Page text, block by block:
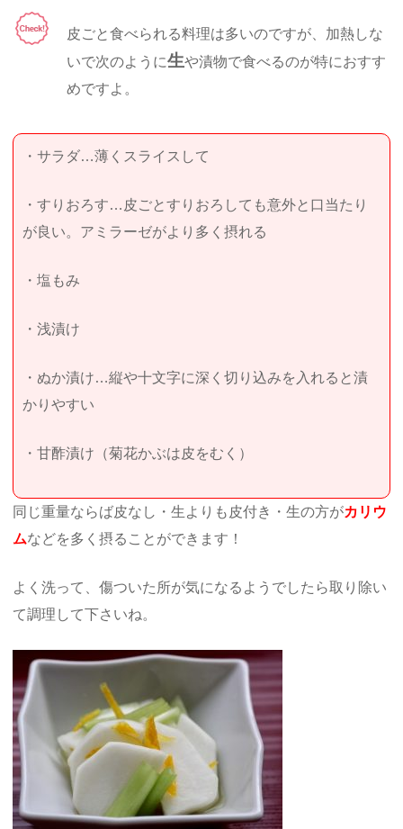
皮ごと食べられる料理は多いのですが、加熱しな
いで次のように生や漬物で食べるのが特におすす
めですよ。
・サラダ…薄くスライスして
・すりおろす…皮ごとすりおろしても意外と口当たり
が良い。アミラーゼがより多く摂れる
・塩もみ
・浅漬け
・ぬか漬け…縦や十文字に深く切り込みを入れると漬
かりやすい
・甘酢漬け（菊花かぶは皮をむく）
同じ重量ならば皮なし・生よりも皮付き・生の方がカリウ
ムなどを多く摂ることができます！
よく洗って、傷ついた所が気になるようでしたら取り除い
て調理して下さいね。